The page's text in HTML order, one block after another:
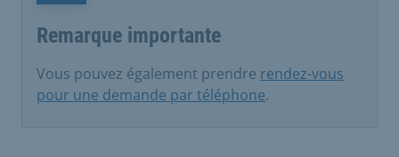
Remarque importante
Vous pouvez également prendre rendez-vous
pour une demande par téléphone.